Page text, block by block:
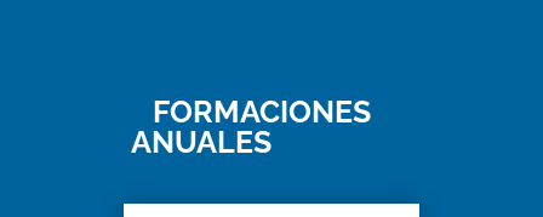
FORMACIONES
ANUALES